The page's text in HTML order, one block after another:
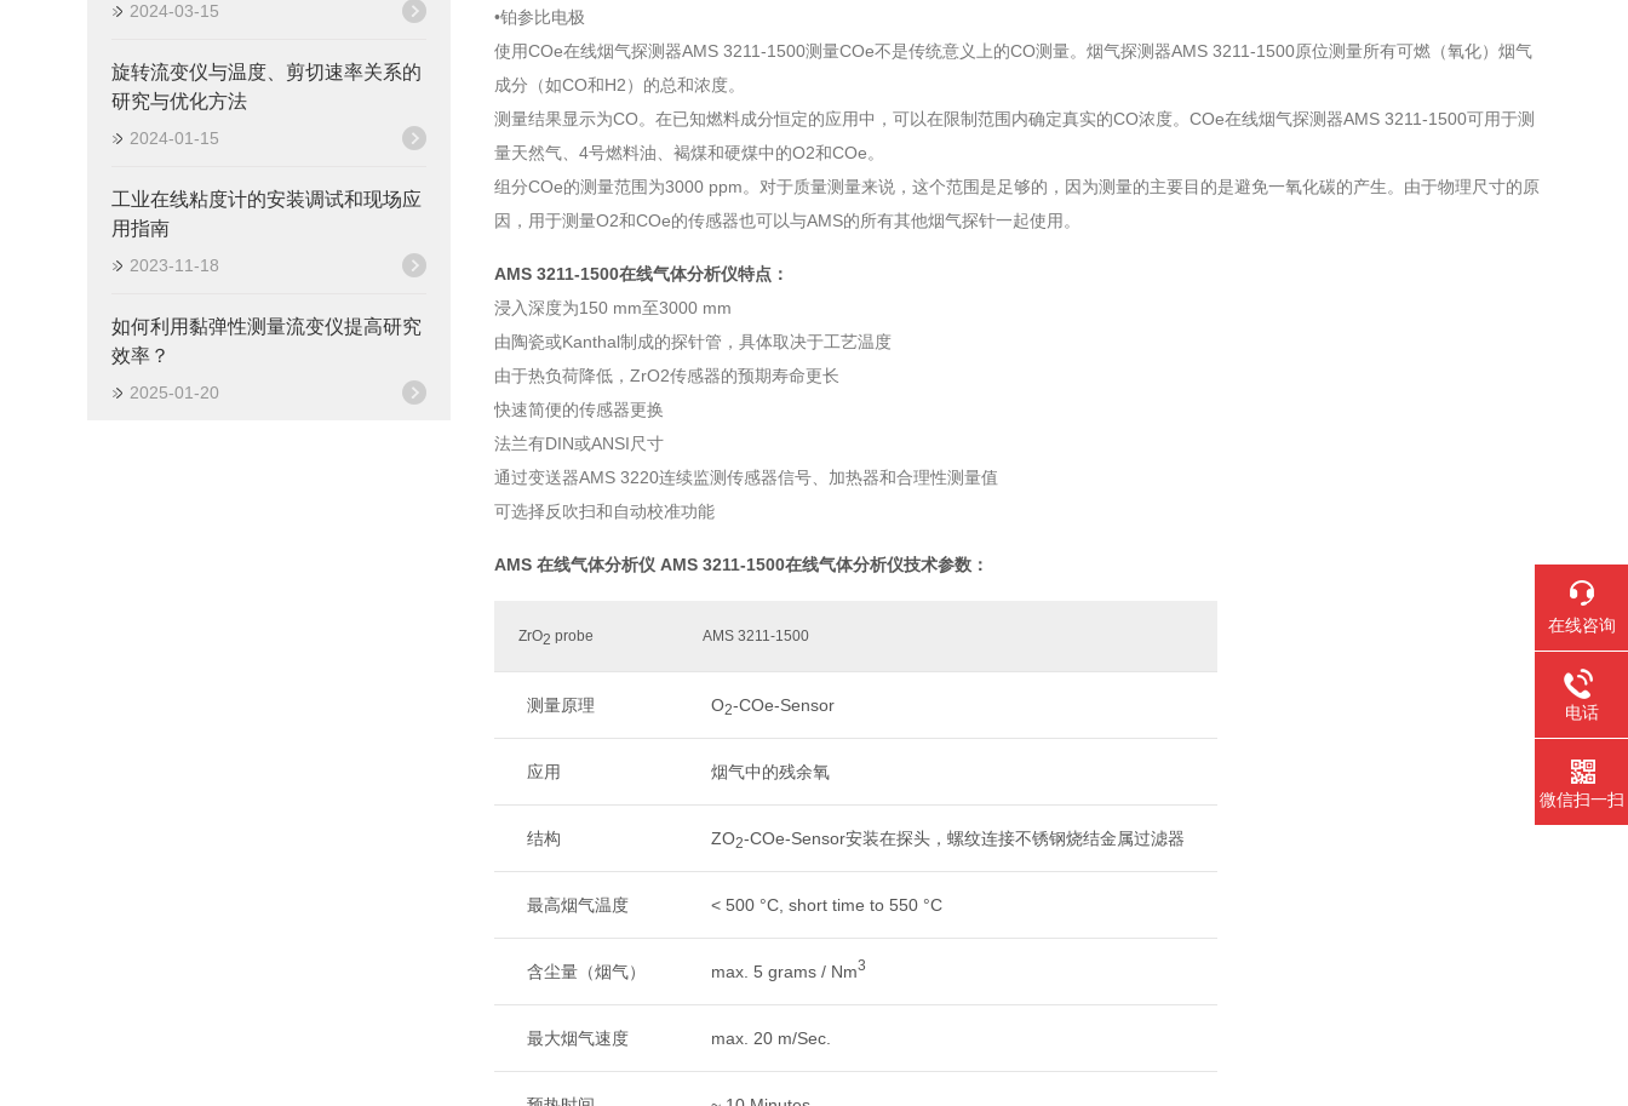
2024-03-15
旋转流变仪与温度、剪切速率关系的
研究与优化方法
2024-01-15
工业在线粘度计的安装调试和现场应
用指南
2023-11-18
如何利用黏弹性测量流变仪提高研究
效率？
2025-01-20
•铂参比电极
使用COe在线烟气探测器AMS 3211-1500测量COe不是传统意义上的CO测量。烟气探测器AMS 3211-1500原位测量所有可燃（氧化）烟气
成分（如CO和H2）的总和浓度。
测量结果显示为CO。在已知燃料成分恒定的应用中，可以在限制范围内确定真实的CO浓度。COe在线烟气探测器AMS 3211-1500可用于测
量天然气、4号燃料油、褐煤和硬煤中的O2和COe。
组分COe的测量范围为3000 ppm。对于质量测量来说，这个范围是足够的，因为测量的主要目的是避免一氧化碳的产生。由于物理尺寸的原
因，用于测量O2和COe的传感器也可以与AMS的所有其他烟气探针一起使用。
AMS 3211-1500在线气体分析仪特点：
浸入深度为150 mm至3000 mm
由陶瓷或Kanthal制成的探针管，具体取决于工艺温度
由于热负荷降低，ZrO2传感器的预期寿命更长
快速简便的传感器更换
法兰有DIN或ANSI尺寸
通过变送器AMS 3220连续监测传感器信号、加热器和合理性测量值
可选择反吹扫和自动校准功能
AMS 在线气体分析仪 AMS 3211-1500在线气体分析仪技术参数：
ZrO2 probe AMS 3211-1500
测量原理 O2-COe-Sensor
应用 烟气中的残余氧
结构 ZO2-COe-Sensor安装在探头，螺纹连接不锈钢烧结金属过滤器
最高烟气温度 < 500 °C, short time to 550 °C
含尘量（烟气） max. 5 grams / Nm3
最大烟气速度 max. 20 m/Sec.
在线咨询
电话
微信扫一扫